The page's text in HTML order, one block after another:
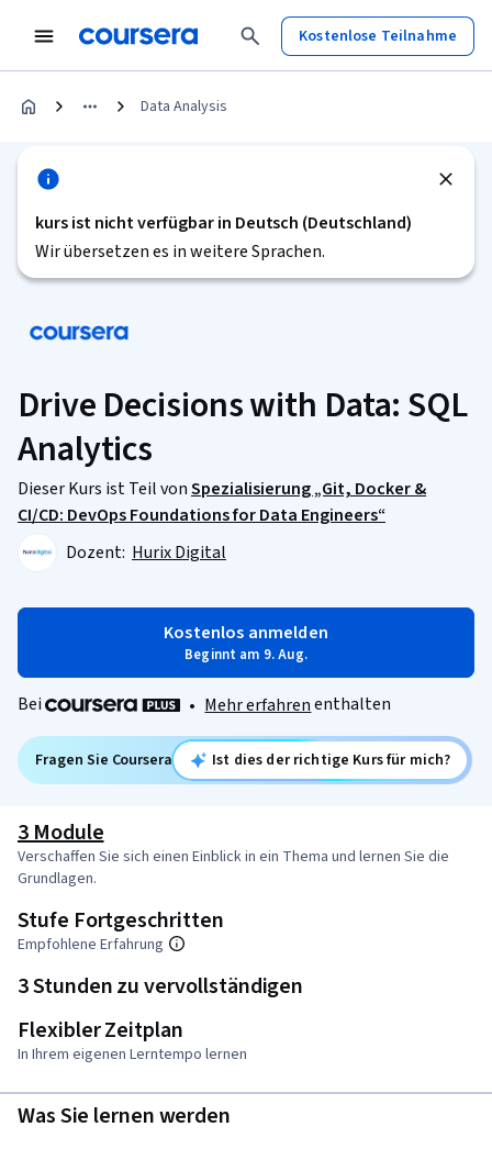
Kostenlose Teilnahme
Data Analysis
kurs ist nicht verfügbar in Deutsch (Deutschland)
Wir übersetzen es in weitere Sprachen.
Drive Decisions with Data: SQL
Analytics
Dieser Kurs ist Teil vonSpezialisierung „Git, Docker &
CI/CD: DevOps Foundations for Data Engineers“
Dozent: Hurix Digital
Kostenlos anmelden
Beginnt am 9. Aug.
Bei • Mehr erfahrenenthalten
Fragen Sie Coursera Ist dies der richtige Kurs für mich?
3 Module
Verschaffen Sie sich einen Einblick in ein Thema und lernen Sie die
Grundlagen.
Stufe Fortgeschritten
Empfohlene Erfahrung
3 Stunden zu vervollständigen
Flexibler Zeitplan
In Ihrem eigenen Lerntempo lernen
Was Sie lernen werden